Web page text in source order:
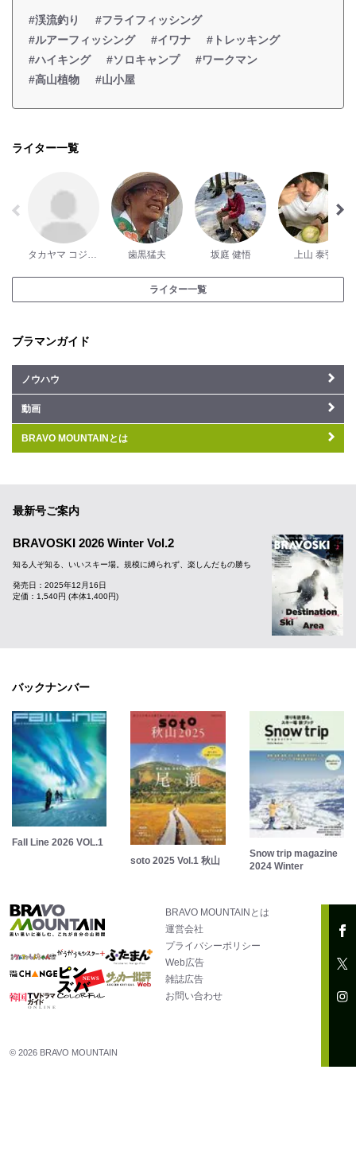
#渓流釣り
#フライフィッシング
#ルアーフィッシング
#イワナ
#トレッキング
#ハイキング
#ソロキャンプ
#ワークマン
#高山植物
#山小屋
ライター一覧
タカヤマ コジロー 歯黒猛夫 坂庭 健悟 上山 泰弘
ライター一覧
ブラマンガイド
ノウハウ
動画
BRAVO MOUNTAINとは
最新号ご案内
BRAVOSKI 2026 Winter Vol.2
知る人ぞ知る、いいスキー場。規模に縛られず、楽しんだもの勝ち
発売日：2025年12月16日
定価：1,540円 (本体1,400円)
バックナンバー
Fall Line 2026 VOL.1
soto 2025 Vol.1 秋山
Snow trip magazine
2024 Winter
BRAVO MOUNTAINとは
運営会社
プライバシーポリシー
Web広告
雑誌広告
お問い合わせ
© 2026 BRAVO MOUNTAIN